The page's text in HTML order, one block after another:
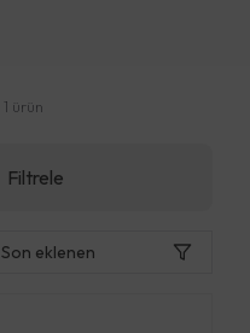
1 ürün
Filtrele
Son eklenen